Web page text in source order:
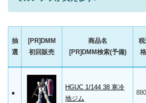
抽
選
[PR]DMM
初回販売
商品名
[PR]DMM検索(予備)
●
HGUC 1/144 38 寒冷
地ジム
880